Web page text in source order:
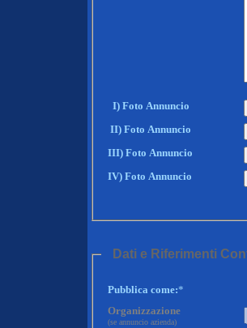
I) Foto Annuncio
II) Foto Annuncio
III) Foto Annuncio
IV) Foto Annuncio
Dati e Riferimenti
Pubblica come:*
Organizzazione
(se annuncio azienda)